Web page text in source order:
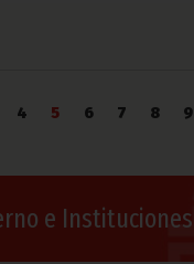
4 5 6 7 8 9
e Instituciones